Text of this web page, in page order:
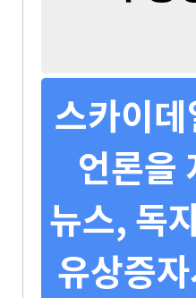
스카이
언론을
뉴스, 독
유상증